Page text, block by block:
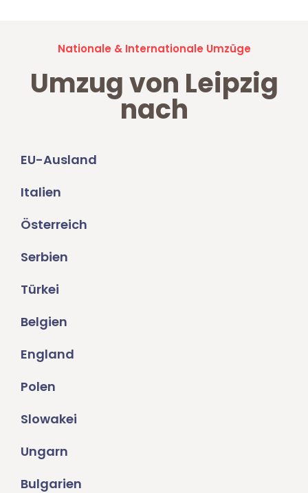
Nationale & Internationale Umzüge
Umzug von Leipzig
nach
EU-Ausland
Italien
Österreich
Serbien
Türkei
Belgien
England
Polen
Slowakei
Ungarn
Bulgarien